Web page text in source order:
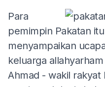
Para
pemimpin Pakatan
menyampaikan
keluarga
Ahmad - wakil rakyat